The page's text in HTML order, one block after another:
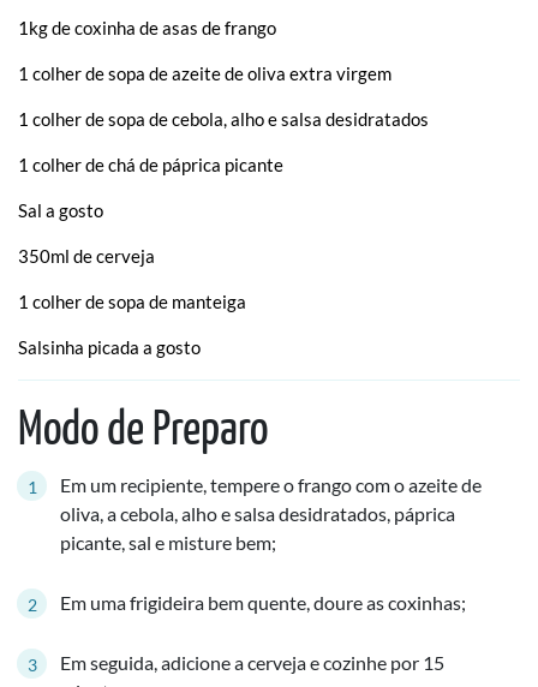
1kg de coxinha de asas de frango
1 colher de sopa de azeite de oliva extra virgem
1 colher de sopa de cebola, alho e salsa desidratados
1 colher de chá de páprica picante
Sal a gosto
350ml de cerveja
1 colher de sopa de manteiga
Salsinha picada a gosto
Modo de Preparo
Em um recipiente, tempere o frango com o azeite de
oliva, a cebola, alho e salsa desidratados, páprica
picante, sal e misture bem;
Em uma frigideira bem quente, doure as coxinhas;
Em seguida, adicione a cerveja e cozinhe por 15